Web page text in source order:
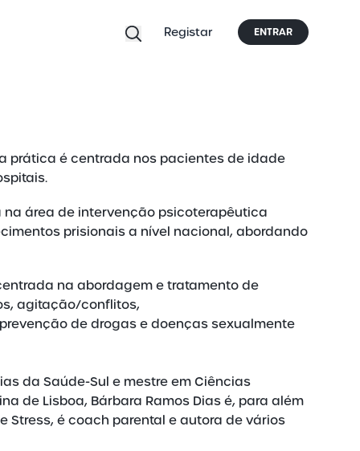
Registar ENTRAR
prática é centrada nos pacientes de idade
área de intervenção psicoterapêutica
prisionais a nível nacional, abordando
na abordagem e tratamento de
agitação/conflitos,
de drogas e doenças sexualmente
da Saúde-Sul e mestre em Ciências
de Lisboa, Bárbara Ramos Dias é, para além
Stress, é coach parental e autora de vários